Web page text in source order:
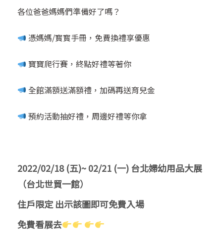
各位爸爸媽媽們準備好了嗎？
憑媽媽/寳寳手冊，免費換禮享優惠
寶寶爬行賽，終點好禮等著你
全館滿額送滿額禮，加碼再送育兒金
預約活動抽好禮，周邊好禮等你拿
2022/02/18 (五)~ 02/21 (一) 台北婦幼用品大展
（台北世貿一館）
住戶限定 出示該圖即可免費入場
免費看展去